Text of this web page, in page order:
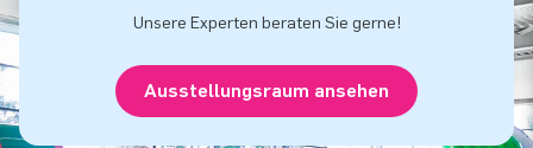
Unsere Experten beraten Sie gerne!
Ausstellungsraum ansehen